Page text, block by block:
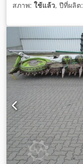
สภาพ: ใช้แล้ว, ปีที่ผลิต: